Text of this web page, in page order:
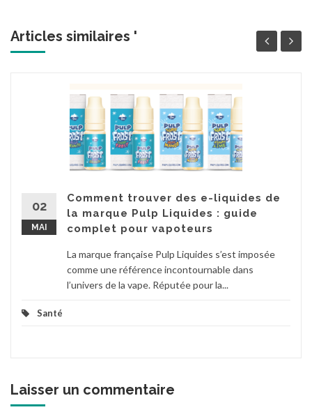
Articles similaires '
02
MAI
Comment trouver des e-liquides de
la marque Pulp Liquides : guide
complet pour vapoteurs
La marque française Pulp Liquides s’est imposée
comme une référence incontournable dans
l’univers de la vape. Réputée pour la...
Santé
Laisser un commentaire